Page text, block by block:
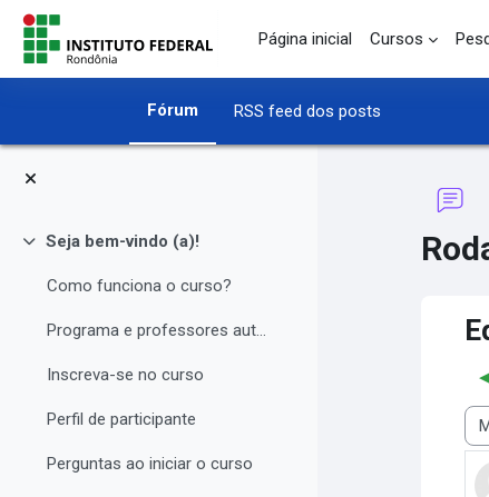
Ir para o conteúdo principal
Página inicial
Cursos
Fórum RSS feed dos posts
Contrair
Seja bem-vindo (a)!
Como funciona o curso?
Programa e professores autores
Inscreva-se no curso
Perfil de participante
Perguntas ao iniciar o curso